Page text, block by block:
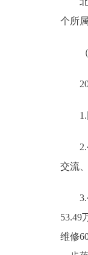
个所
（二
1.因
2.公
交流
3.公
53.49
维修